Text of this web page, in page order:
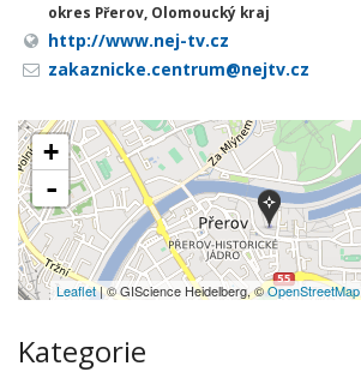
okres Přerov, Olomoucký kraj
http://www.nej-tv.cz
zakaznicke.centrum@nejtv.cz
+
-
Leaflet| © GIScience Heidelberg, ©OpenStreetMap
Kategorie